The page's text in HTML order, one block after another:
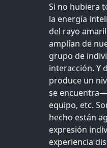
Si no hubiera
la energía
del rayo
amplían de
grupo de
interacción. Y
produce un
se
equipo, etc.
hecho están
expresión
experiencia